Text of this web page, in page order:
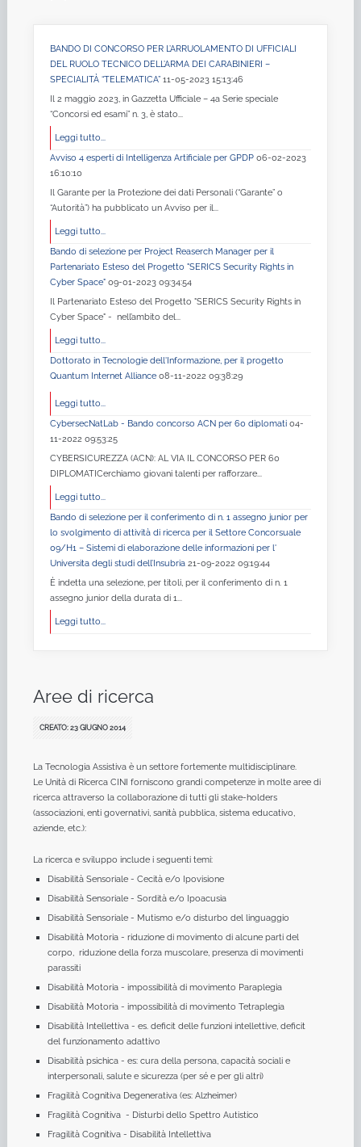
BANDO DI CONCORSO PER L’ARRUOLAMENTO DI UFFICIALI
DEL RUOLO TECNICO DELL’ARMA DEI CARABINIERI –
SPECIALITÀ “TELEMATICA” 11-05-2023 15:13:46
Il 2 maggio 2023, in Gazzetta Ufficiale – 4a Serie speciale
“Concorsi ed esami” n. 3, è stato...
Leggi tutto...
Avviso 4 esperti di Intelligenza Artificiale per GPDP 06-02-2023
16:10:10
Il Garante per la Protezione dei dati Personali (“Garante” o
“Autorità”) ha pubblicato un Avviso per il...
Leggi tutto...
Bando di selezione per Project Reaserch Manager per il
Partenariato Esteso del Progetto "SERICS Security Rights in
Cyber Space" 09-01-2023 09:34:54
Il Partenariato Esteso del Progetto "SERICS Security Rights in
Cyber Space" - nell’ambito del...
Leggi tutto...
Dottorato in Tecnologie dell'Informazione, per il progetto
Quantum Internet Alliance 08-11-2022 09:38:29
Leggi tutto...
CybersecNatLab - Bando concorso ACN per 60 diplomati 04-
11-2022 09:53:25
CYBERSICUREZZA (ACN): AL VIA IL CONCORSO PER 60
DIPLOMATICerchiamo giovani talenti per rafforzare...
Leggi tutto...
Bando di selezione per il conferimento di n. 1 assegno junior per
lo svolgimento di attività di ricerca per il Settore Concorsuale
09/H1 – Sistemi di elaborazione delle informazioni per l'
Universita degli studi dell’Insubria 21-09-2022 09:19:44
È indetta una selezione, per titoli, per il conferimento di n. 1
assegno junior della durata di 1...
Leggi tutto...
Aree di ricerca
CREATO: 23 GIUGNO 2014
La Tecnologia Assistiva è un settore fortemente multidisciplinare.
Le Unità di Ricerca CINI forniscono grandi competenze in molte aree di
ricerca attraverso la collaborazione di tutti gli stake-holders
(associazioni, enti governativi, sanità pubblica, sistema educativo,
aziende, etc.):
La ricerca e sviluppo include i seguenti temi:
Disabilità Sensoriale - Cecità e/o Ipovisione
Disabilità Sensoriale - Sordità e/o Ipoacusia
Disabilità Sensoriale - Mutismo e/o disturbo del linguaggio
Disabilità Motoria - riduzione di movimento di alcune parti del
corpo, riduzione della forza muscolare, presenza di movimenti
parassiti
Disabilità Motoria - impossibilità di movimento Paraplegia
Disabilità Motoria - impossibilità di movimento Tetraplegia
Disabilità Intellettiva - es. deficit delle funzioni intellettive, deficit
del funzionamento adattivo
Disabilità psichica - es: cura della persona, capacità sociali e
interpersonali, salute e sicurezza (per sé e per gli altri)
Fragilità Cognitiva Degenerativa (es: Alzheimer)
Fragilità Cognitiva - Disturbi dello Spettro Autistico
Fragilità Cognitiva - Disabilità Intellettiva